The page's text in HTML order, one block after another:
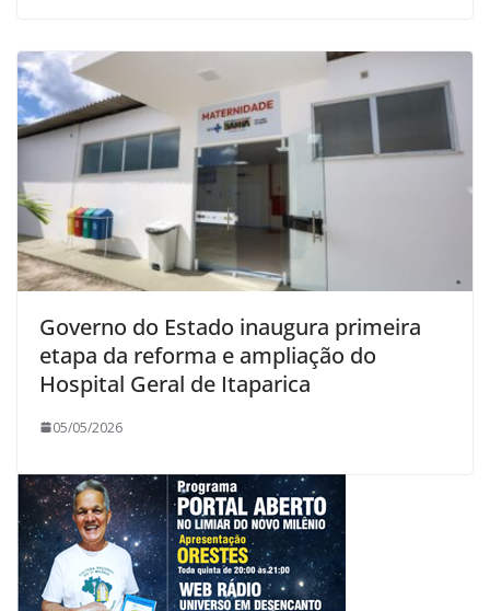
Governo do Estado inaugura primeira
etapa da reforma e ampliação do
Hospital Geral de Itaparica
05/05/2026